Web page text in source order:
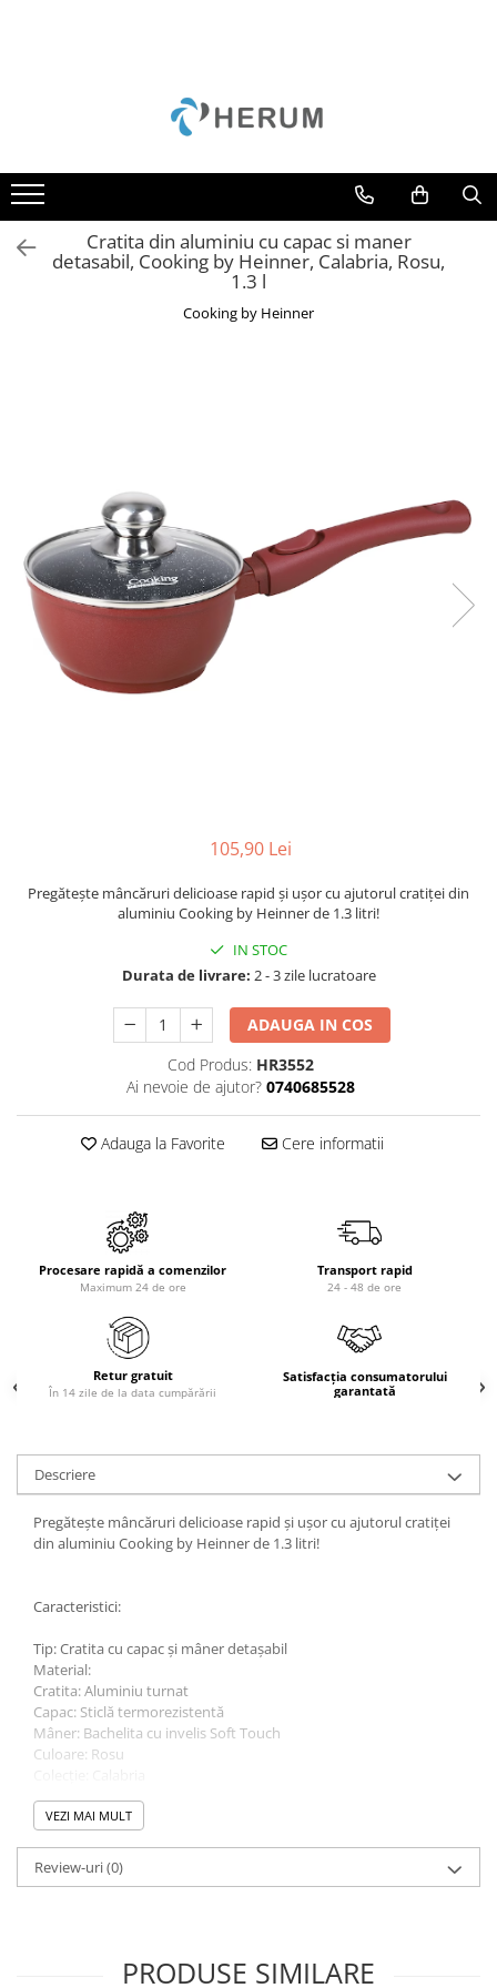
Accesorii
Borcane
Cani
Tigai
Ustensile
Decoratiuni
Perne
Depozitare si organizare
Umerase
Uscatoare rufe
Mese
Cratita din aluminiu cu capac si maner
detasabil, Cooking by Heinner, Calabria, Rosu,
1.3 l
Cooking by Heinner
105,90 Lei
Pregătește mâncăruri delicioase rapid și ușor cu ajutorul cratiței din
aluminiu Cooking by Heinner de 1.3 litri!
IN STOC
Durata de livrare: 2 - 3 zile lucratoare
ADAUGA IN COS
Cod Produs: HR3552
Ai nevoie de ajutor? 0740685528
Adauga la Favorite Cere informatii
Procesare rapidă a comenzilor
Maximum 24 de ore
Transport rapid
24 - 48 de ore
Retur gratuit
În 14 zile de la data cumpărării
Satisfacția consumatorului
garantată
Descriere
Pregătește mâncăruri delicioase rapid și ușor cu ajutorul cratiței
din aluminiu Cooking by Heinner de 1.3 litri!
Caracteristici:
Tip: Cratita cu capac și mâner detașabil
Material:
Cratita: Aluminiu turnat
Capac: Sticlă termorezistentă
Mâner: Bachelita cu invelis Soft Touch
Culoare: Rosu
Dimensiuni: 16 cm diametru x 7.5 cm înălțime
Capacitate: 1.3 L
Previne lipirea alimentelor și facilitează curățarea
Încălzire rapidă și uniformă: Distribuie căldura eficient pentru o
VEZI MAI MULT
Review-uri(0)
PRODUSE SIMILARE